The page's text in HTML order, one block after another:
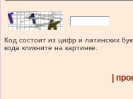
Код состоит из цифр и латинских
кода кликните на картинке.
|